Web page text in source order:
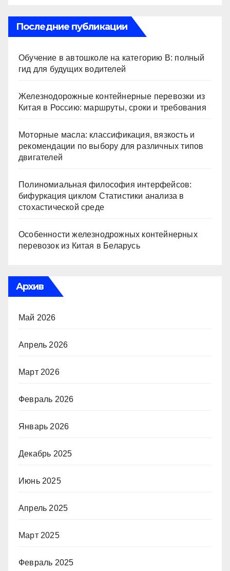
Последние публикации
Обучение в автошколе на категорию В: полный
гид для будущих водителей
Железнодорожные контейнерные перевозки из
Китая в Россию: маршруты, сроки и требования
Моторные масла: классификация, вязкость и
рекомендации по выбору для различных типов
двигателей
Полиномиальная философия интерфейсов:
бифуркация циклом Статистики анализа в
стохастической среде
Особенности железнодрожных контейнерных
перевозок из Китая в Беларусь
Архив
Май 2026
Апрель 2026
Март 2026
Февраль 2026
Январь 2026
Декабрь 2025
Июнь 2025
Апрель 2025
Март 2025
Февраль 2025